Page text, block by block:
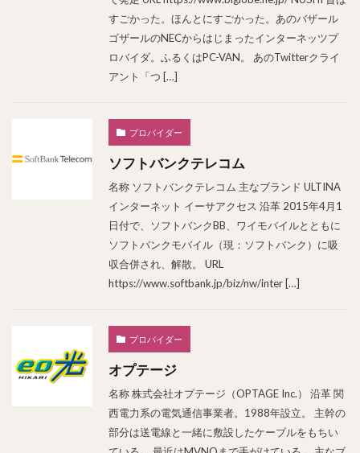
すごかった。ほんとにすごかった。あのバザール
ゴザールのNECからはじまったインターネッツプ
ロバイダ。ふるくはPC-VAN。 あのTwitterクライ
アント「つ […]
プロバイダー
ソフトバンクテレコム
名称 ソフトバンクテレコム 主なブランド ULTINA
インターネット イーサアクセス 沿革 2015年4月1
日付で、ソフトバンクBB、ワイモバイルとともに
ソフトバンクモバイル（現：ソフトバンク）に吸
収合併され、解散。 URL
https://www.softbank.jp/biz/nw/inter […]
プロバイダー
オプテージ
名称 株式会社オプテージ（OPTAGE Inc.） 沿革 関
西電力系の電気通信事業者。1988年設立。 主幹の
部分は送電線と一緒に敷設したケーブルをもちい